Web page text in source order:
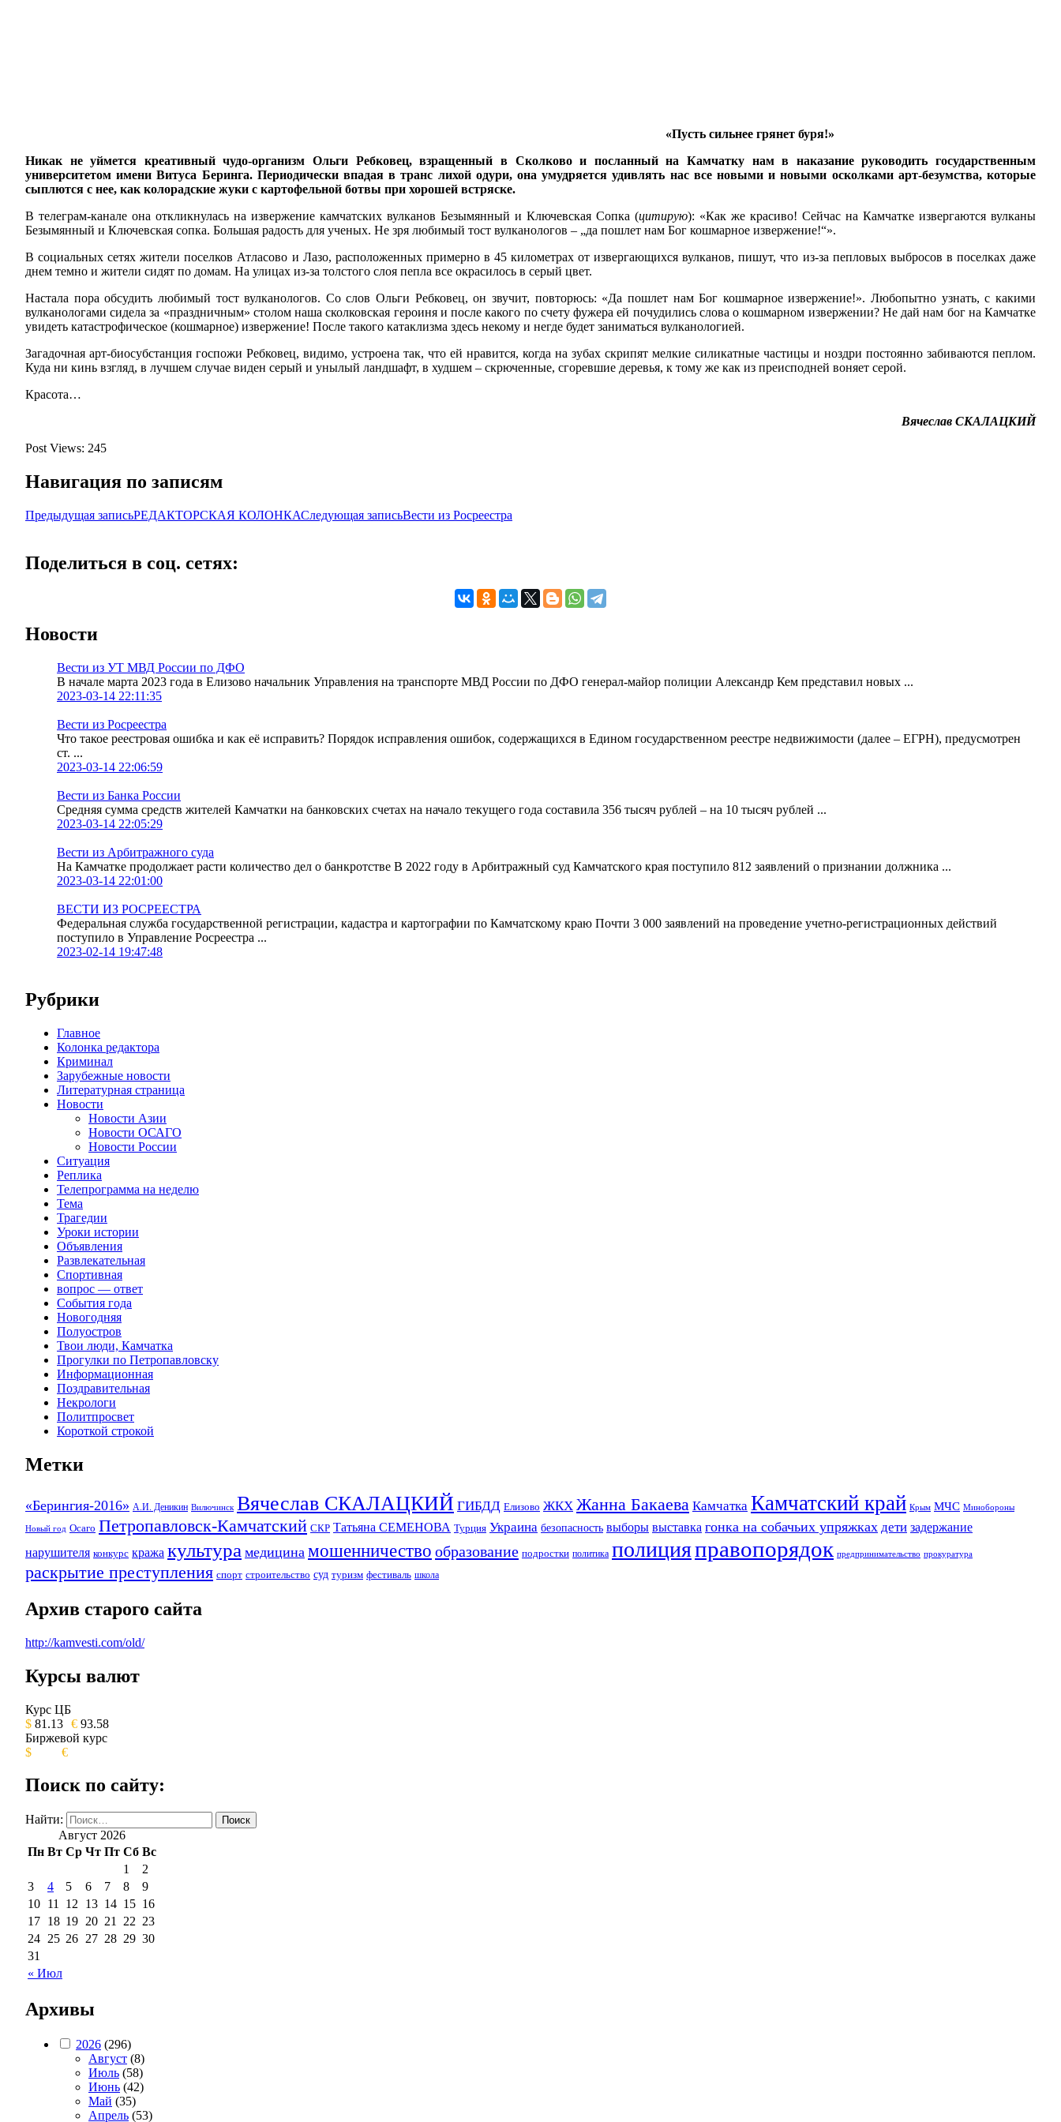
«Пусть сильнее грянет буря!»
Никак не уймется креативный чудо-организм Ольги Ребковец, взращенный в Сколково и посланный на Камчатку нам в наказание руководить государственным
университетом имени Витуса Беринга. Периодически впадая в транс лихой одури, она умудряется удивлять нас все новыми и новыми осколками арт-безумства, которые
сыплются с нее, как колорадские жуки с картофельной ботвы при хорошей встряске.
В телеграм-канале она откликнулась на извержение камчатских вулканов Безымянный и Ключевская Сопка (цитирую): «Как же красиво! Сейчас на Камчатке извергаются вулканы
Безымянный и Ключевская сопка. Большая радость для ученых. Не зря любимый тост вулканологов – „да пошлет нам Бог кошмарное извержение!“».
В социальных сетях жители поселков Атласово и Лазо, расположенных примерно в 45 километрах от извергающихся вулканов, пишут, что из-за пепловых выбросов в поселках даже
днем темно и жители сидят по домам. На улицах из-за толстого слоя пепла все окрасилось в серый цвет.
Настала пора обсудить любимый тост вулканологов. Со слов Ольги Ребковец, он звучит, повторюсь: «Да пошлет нам Бог кошмарное извержение!». Любопытно узнать, с какими
вулканологами сидела за «праздничным» столом наша сколковская героиня и после какого по счету фужера ей почудились слова о кошмарном извержении? Не дай нам бог на Камчатке
увидеть катастрофическое (кошмарное) извержение! После такого катаклизма здесь некому и негде будет заниматься вулканологией.
Загадочная арт-биосубстанция госпожи Ребковец, видимо, устроена так, что ей нравится, когда на зубах скрипят мелкие силикатные частицы и ноздри постоянно забиваются пеплом.
Куда ни кинь взгляд, в лучшем случае виден серый и унылый ландшафт, в худшем – скрюченные, сгоревшие деревья, к тому же как из преисподней воняет серой.
Красота…
Вячеслав СКАЛАЦКИЙ
Post Views: 245
Навигация по записям
Предыдущая записьРЕДАКТОРСКАЯ КОЛОНКАСледующая записьВести из Росреестра
Поделиться в соц. сетях:
Новости
Вести из УТ МВД России по ДФО
В начале марта 2023 года в Елизово начальник Управления на транспорте МВД России по ДФО генерал-майор полиции Александр Кем представил новых ...
2023-03-14 22:11:35
Вести из Росреестра
Что такое реестровая ошибка и как её исправить? Порядок исправления ошибок, содержащихся в Едином государственном реестре недвижимости (далее – ЕГРН), предусмотрен
ст. ...
2023-03-14 22:06:59
Вести из Банка России
Средняя сумма средств жителей Камчатки на банковских счетах на начало текущего года составила 356 тысяч рублей – на 10 тысяч рублей ...
2023-03-14 22:05:29
Вести из Арбитражного суда
На Камчатке продолжает расти количество дел о банкротстве В 2022 году в Арбитражный суд Камчатского края поступило 812 заявлений о признании должника ...
2023-03-14 22:01:00
ВЕСТИ ИЗ РОСРЕЕСТРА
Федеральная служба государственной регистрации, кадастра и картографии по Камчатскому краю Почти 3 000 заявлений на проведение учетно-регистрационных действий
поступило в Управление Росреестра ...
2023-02-14 19:47:48
Рубрики
Главное
Колонка редактора
Криминал
Зарубежные новости
Литературная страница
Новости
Новости Азии
Новости ОСАГО
Новости России
Ситуация
Реплика
Телепрограмма на неделю
Тема
Трагедии
Уроки истории
Объявления
Развлекательная
Спортивная
вопрос — ответ
События года
Новогодняя
Полуостров
Твои люди, Камчатка
Прогулки по Петропавловску
Информационная
Поздравительная
Некрологи
Политпросвет
Короткой строкой
Метки
«Берингия-2016» А.И. Деникин Вилючинск Вячеслав СКАЛАЦКИЙ ГИБДД Елизово ЖКХ Жанна Бакаева Камчатка Камчатский край Крым МЧС Минобороны
Новый год Осаго Петропавловск-Камчатский СКР Татьяна СЕМЕНОВА Турция Украина безопасность выборы выставка гонка на собачьих упряжках дети задержание
нарушителя конкурс кража культура медицина мошенничество образование подростки политика полицияправопорядок предпринимательство прокуратура
раскрытие преступления спорт строительство суд туризм фестиваль школа
Архив старого сайта
http://kamvesti.com/old/
ОБЩЕСТВЕННО-ПОЛИТИЧЕСКОЕ ИЗДАНИЕ КАМЧАТСКОГО КРАЯ.
Курсы валют
Курс ЦБ
$ 81.13 € 93.58
Биржевой курс
$
€
Поиск по сайту:
Найти:
Август 2026
Пн Вт Ср Чт Пт Сб Вс
« Июл
1
2
3
4 5 6 7 8
9
10 11 12 13 14 15 16
17 18 19 20 21 22 23
24 25 26 27 28 29 30
31
Архивы
2026 (296)
Август (8)
Июль (58)
Июнь (42)
Май (35)
Апрель (53)